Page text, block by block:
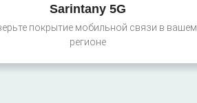
Sarintany 5G
покрытие мобильной связи в вашем
регионе